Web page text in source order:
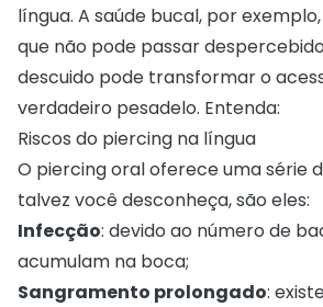
língua. A saúde bucal, por
que não pode passar
descuido pode transformar o
verdadeiro pesadelo. Entenda:
Riscos do piercing na língua
O piercing oral oferece uma série
talvez você desconheça, são eles:
Infecção: devido ao número de
acumulam na boca;
Sangramento prolongado: